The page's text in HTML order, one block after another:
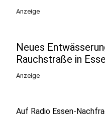
Anzeige
Neues
Rauchstraße in
Anzeige
Auf Radio Essen-